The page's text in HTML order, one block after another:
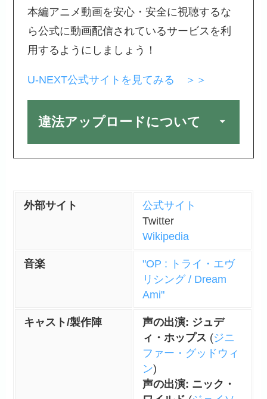
本編アニメ動画を安心・安全に視聴するな
ら公式に動画配信されているサービスを利
用するようにしましょう！
U-NEXT公式サイトを見てみる ＞＞
違法アップロードについて
外部サイト
公式サイト
Twitter
Wikipedia
音楽 "OP : トライ・エヴ
リシング / Dream
Ami"
キャスト/製作陣
声の出演: ジュデ
ィ・ホップス (ジニ
ファー・グッドウィ
ン)
声の出演: ニック・